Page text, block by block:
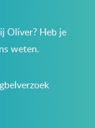
Oliver? Heb je
weten.